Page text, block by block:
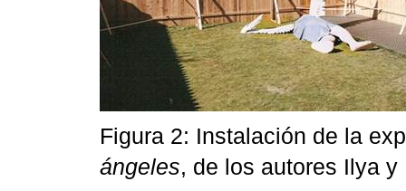
Figura 2: Instalación de la
ángeles, de los autores Ilya